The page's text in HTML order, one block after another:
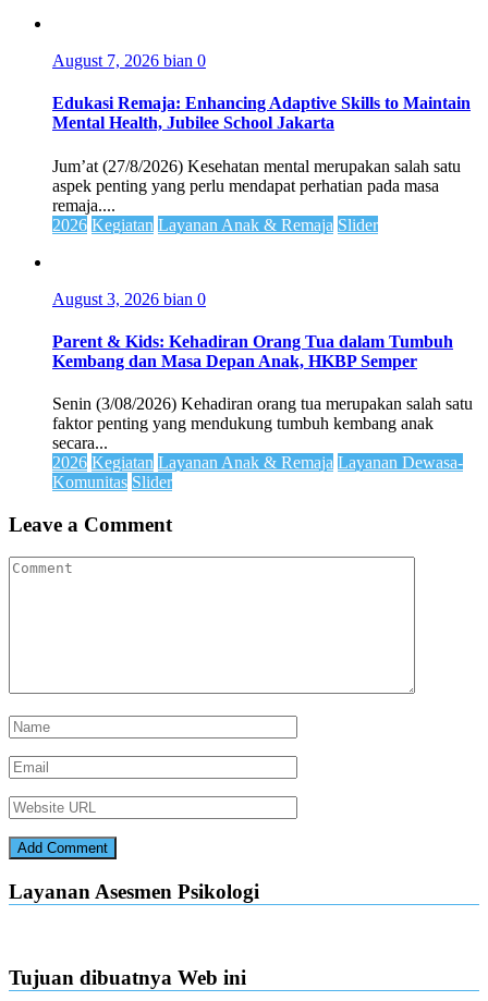
August 7, 2026 bian 0
Edukasi Remaja: Enhancing Adaptive Skills to Maintain
Mental Health, Jubilee School Jakarta
Jum’at (27/8/2026) Kesehatan mental merupakan salah satu
aspek penting yang perlu mendapat perhatian pada masa
remaja....
2026 Kegiatan Layanan Anak & Remaja Slider
August 3, 2026 bian 0
Parent & Kids: Kehadiran Orang Tua dalam Tumbuh
Kembang dan Masa Depan Anak, HKBP Semper
Senin (3/08/2026) Kehadiran orang tua merupakan salah satu
faktor penting yang mendukung tumbuh kembang anak
secara...
2026 Kegiatan Layanan Anak & Remaja Layanan Dewasa-
Komunitas Slider
Leave a Comment
Layanan Asesmen Psikologi
Tujuan dibuatnya Web ini